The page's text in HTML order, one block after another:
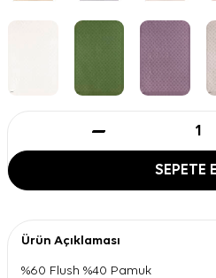
SEPETE
Ürün Açıklaması
%60 Flush %40 Pamuk